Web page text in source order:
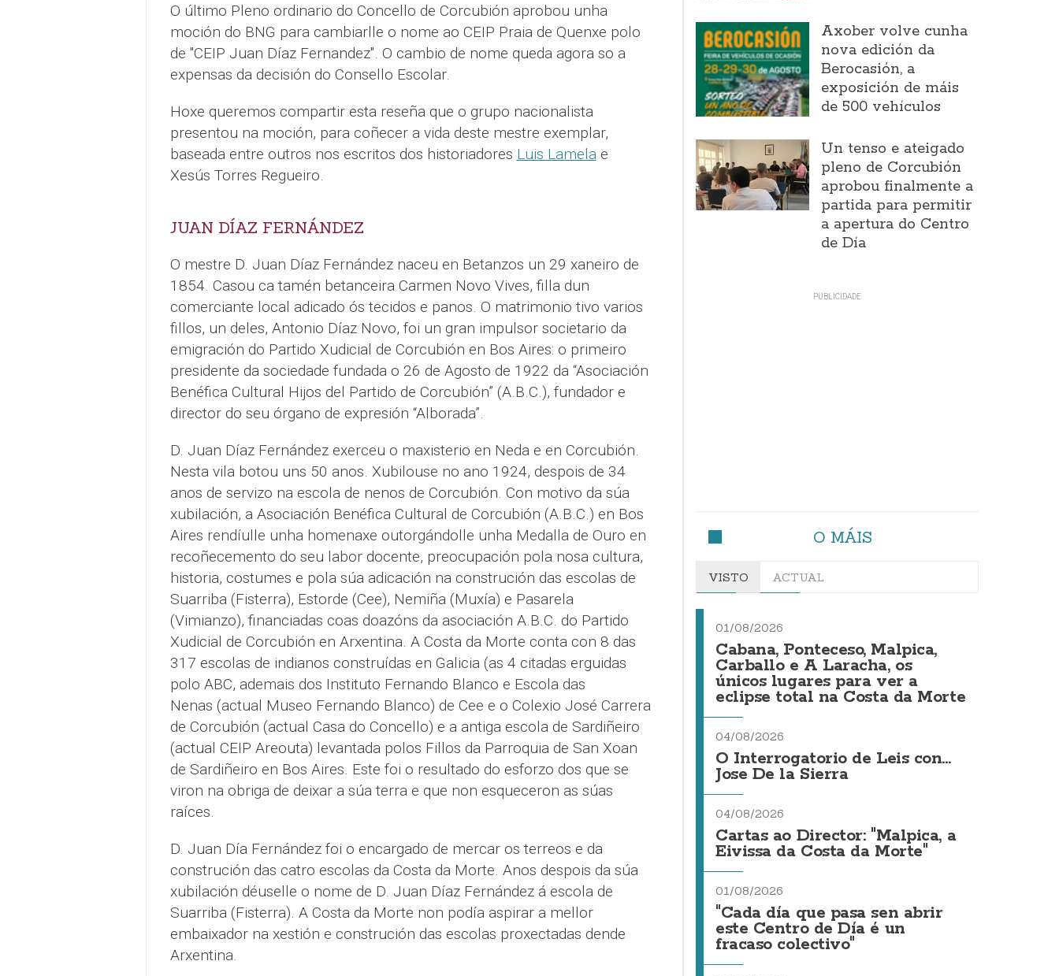
O último Pleno ordinario do Concello de Corcubión aprobou unha
moción do BNG para cambiarlle o nome ao CEIP Praia de Quenxe polo
de "CEIP Juan Díaz Fernandez". O cambio de nome queda agora so a
expensas da decisión do Consello Escolar.
Hoxe queremos compartir esta reseña que o grupo nacionalista
presentou na moción, para coñecer a vida deste mestre exemplar,
baseada entre outros nos escritos dos historiadores Luis Lamelae
Xesús Torres Regueiro.
JUAN DÍAZ FERNÁNDEZ
O mestre D. Juan Díaz Fernández naceu en Betanzos un 29 xaneiro de
1854. Casou ca tamén betanceira Carmen Novo Vives, filla dun
comerciante local adicado ós tecidos e panos. O matrimonio tivo varios
fillos, un deles, Antonio Díaz Novo, foi un gran impulsor societario da
emigración do Partido Xudicial de Corcubión en Bos Aires: o primeiro
presidente da sociedade fundada o 26 de Agosto de 1922 da “Asociación
Benéfica Cultural Hijos del Partido de Corcubión” (A.B.C.), fundador e
director do seu órgano de expresión “Alborada”.
D. Juan Díaz Fernández exerceu o maxisterio en Neda e en Corcubión.
Nesta vila botou uns 50 anos. Xubilouse no ano 1924, despois de 34
anos de servizo na escola de nenos de Corcubión. Con motivo da súa
xubilación, a Asociación Benéfica Cultural de Corcubión (A.B.C.) en Bos
Aires rendíulle unha homenaxe outorgándolle unha Medalla de Ouro en
recoñecemento do seu labor docente, preocupación pola nosa cultura,
historia, costumes e pola súa adicación na construción das escolas de
Suarriba (Fisterra), Estorde (Cee), Nemiña (Muxía) e Pasarela
(Vimianzo), financiadas coas doazóns da asociación A.B.C. do Partido
Xudicial de Corcubión en Arxentina. A Costa da Morte conta con 8 das
317 escolas de indianos construídas en Galicia (as 4 citadas erguidas
polo ABC, ademais dos Instituto Fernando Blanco e Escola das
Nenas (actual Museo Fernando Blanco) de Cee e o Colexio José Carrera
de Corcubión (actual Casa do Concello) e a antiga escola de Sardiñeiro
(actual CEIP Areouta) levantada polos Fillos da Parroquia de San Xoan
de Sardiñeiro en Bos Aires. Este foi o resultado do esforzo dos que se
viron na obriga de deixar a súa terra e que non esqueceron as súas
raíces.
D. Juan Día Fernández foi o encargado de mercar os terreos e da
construción das catro escolas da Costa da Morte. Anos despois da súa
xubilación déuselle o nome de D. Juan Díaz Fernández á escola de
Suarriba (Fisterra). A Costa da Morte non podía aspirar a mellor
embaixador na xestión e construción das escolas proxectadas dende
Arxentina.
Axober volve cunha
nova edición da
Berocasión, a
exposición de máis
de 500 vehículos
Un tenso e ateigado
pleno de Corcubión
aprobou finalmente a
partida para permitir
a apertura do Centro
de Día
O MÁIS
VISTO ACTUAL
01/08/2026
Cabana, Ponteceso, Malpica,
Carballo e A Laracha, os
únicos lugares para ver a
eclipse total na Costa da Morte
04/08/2026
O Interrogatorio de Leis con...
Jose De la Sierra
04/08/2026
Cartas ao Director: "Malpica, a
Eivissa da Costa da Morte"
01/08/2026
"Cada día que pasa sen abrir
este Centro de Día é un
fracaso colectivo"